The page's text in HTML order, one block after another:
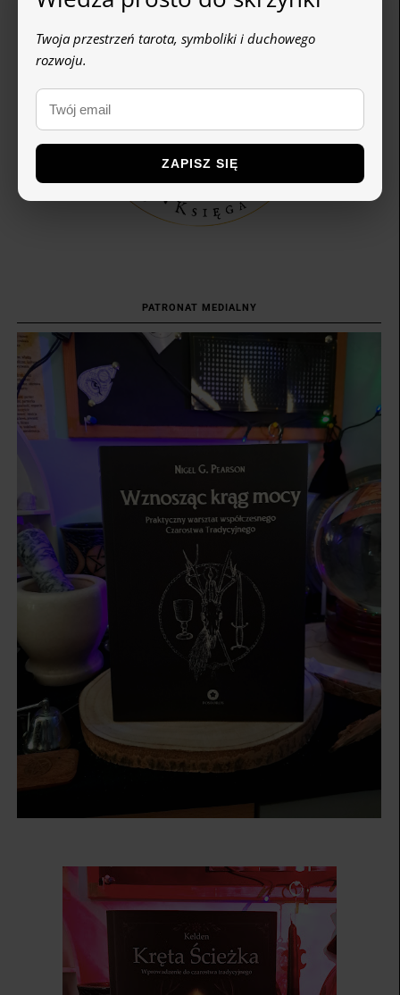
PATRONAT MEDIALNY
Twoja przestrzeń tarota, symboliki i duchowego
rozwoju.
ZAPISZ SIĘ